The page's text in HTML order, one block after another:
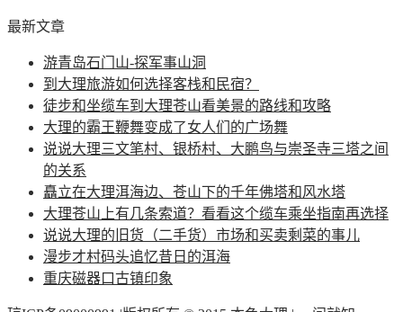
最新文章
游青岛石门山-探军事山洞
到大理旅游如何选择客栈和民宿？
徒步和坐缆车到大理苍山看美景的路线和攻略
大理的霸王鞭舞变成了女人们的广场舞
说说大理三文笔村、银桥村、大鹏鸟与崇圣寺三塔之间
的关系
矗立在大理洱海边、苍山下的千年佛塔和风水塔
大理苍山上有几条索道？看看这个缆车乘坐指南再选择
说说大理的旧货（二手货）市场和买卖剩菜的事儿
漫步才村码头追忆昔日的洱海
重庆磁器口古镇印象